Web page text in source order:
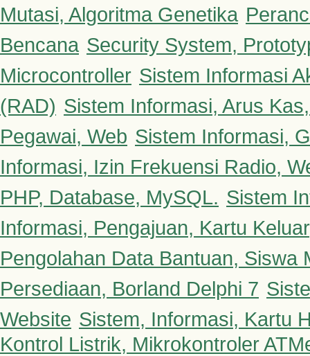
Mutasi, Algoritma Genetika
Bencana Security System,
Microcontroller Sistem Informasi
(RAD) Sistem Informasi, Arus
Pegawai, Web Sistem Informasi,
Informasi, Izin Frekuensi Radio,
PHP, Database, MySQL. Sistem
Informasi, Pengajuan, Kartu
Pengolahan Data Bantuan, Siswa
Persediaan, Borland Delphi 7
Website Sistem, Informasi, Kartu
Kontrol Listrik, Mikrokontroler